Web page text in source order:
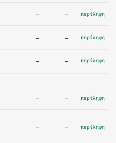
- - περίληψη
- - περίληψη
- - περίληψη
- - περίληψη
- - περίληψη